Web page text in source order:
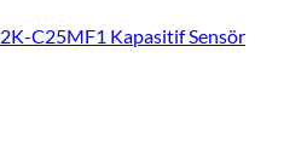
C25MF1 Kapasitif Sensör